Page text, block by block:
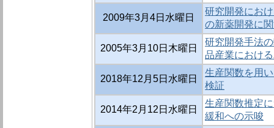
2009年3月4日水曜日
研究開発にお
の新薬開発に
2005年3月10日木曜日
研究開発手法
品産業におけ
2018年12月5日水曜日
生産関数を用
検証
2014年2月12日水曜日
生産関数推定
緩和への示唆